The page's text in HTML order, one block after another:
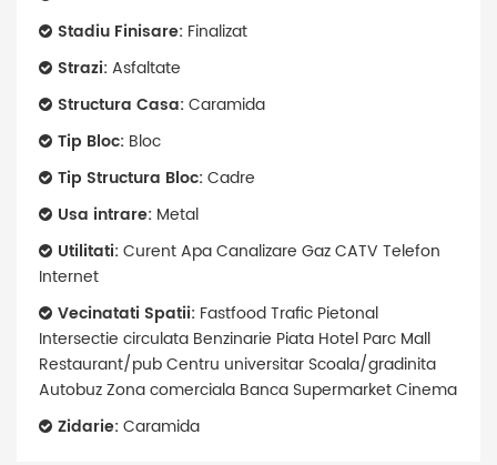
Stadiu Finisare: Finalizat
Strazi:Asfaltate
Structura Casa:Caramida
Tip Bloc: Bloc
Tip Structura Bloc:Cadre
Usa intrare: Metal
Utilitati:Curent Apa Canalizare Gaz CATV Telefon
Internet
Vecinatati Spatii: Fastfood Trafic Pietonal
Intersectie circulata Benzinarie Piata Hotel Parc Mall
Restaurant/pub Centru universitar Scoala/gradinita
Autobuz Zona comerciala Banca Supermarket Cinema
Zidarie:Caramida